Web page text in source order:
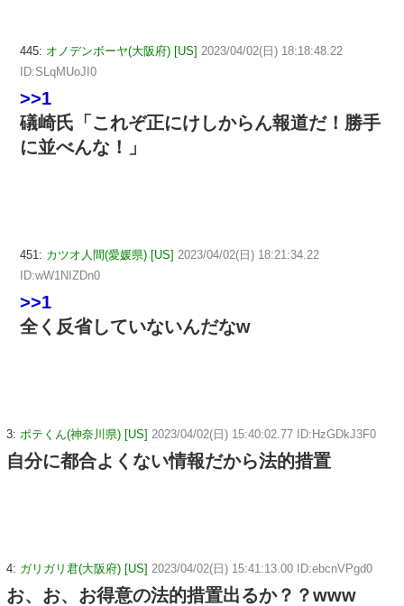
445: オノデンボーヤ(大阪府) [US] 2023/04/02(日) 18:18:48.22
ID:SLqMUoJI0
>>1
礒崎氏「これぞ正にけしからん報道だ！勝手
に並べんな！」
451: カツオ人間(愛媛県) [US] 2023/04/02(日) 18:21:34.22
ID:wW1NIZDn0
>>1
全く反省していないんだなw
3: ポテくん(神奈川県) [US] 2023/04/02(日) 15:40:02.77 ID:HzGDkJ3F0
自分に都合よくない情報だから法的措置
4: ガリガリ君(大阪府) [US] 2023/04/02(日) 15:41:13.00 ID:ebcnVPgd0
お、お、お得意の法的措置出るか？？www